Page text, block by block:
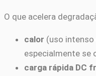
O que acelera
calor (uso
especialmente se
carga rápida DC